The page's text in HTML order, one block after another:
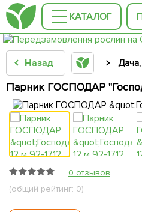
КАТАЛОГ
Назад
Парник ГОСПОДАР
0 отзывов
(общий рейтинг: 0)